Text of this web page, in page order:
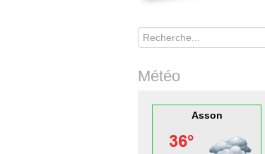
Rechercher
Météo
Asson